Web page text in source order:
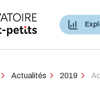
Actualités 2019